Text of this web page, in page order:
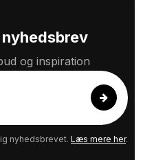
og inspiration
nyhedsbrevet. Læs mere her.